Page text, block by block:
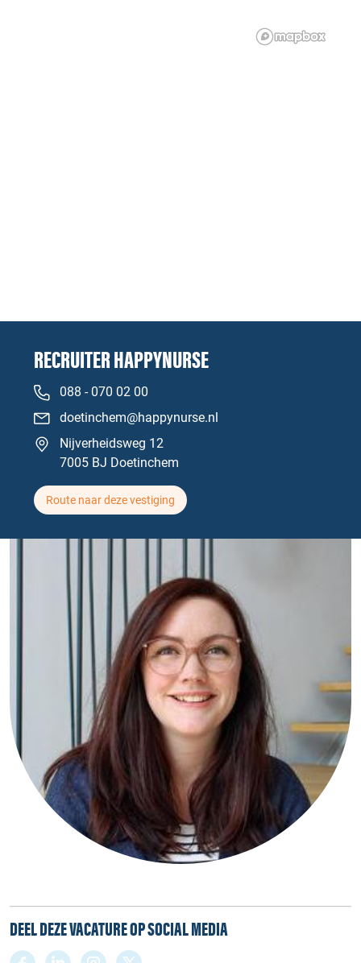
RECRUITER HAPPYNURSE
088 - 070 02 00
doetinchem@happynurse.nl
Nijverheidsweg 12
7005 BJ Doetinchem
Route naar deze vestiging
DEEL DEZE VACATURE OP SOCIAL MEDIA